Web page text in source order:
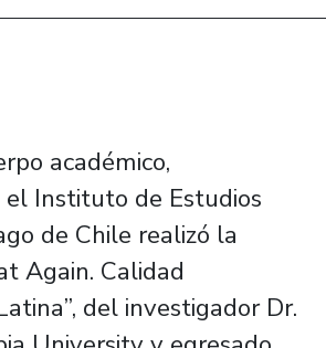
académico,
el Instituto de Estudios
de Chile realizó la
Again. Calidad
del investigador Dr.